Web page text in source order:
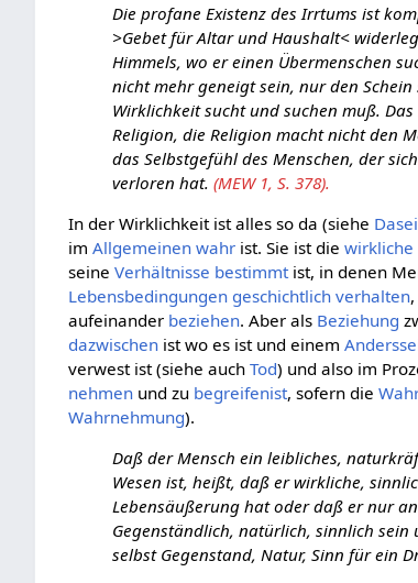
Die profane Existenz des Irrtums ist
>Gebet für Altar und Haushalt<
Himmels, wo er einen Übermenschen
nicht mehr geneigt sein, nur den
Wirklichkeit sucht und suchen muß.
Religion, die Religion macht nicht den
das Selbstgefühl des Menschen, der
verloren hat.(MEW 1, S. 378).
In der Wirklichkeit ist alles so da (siehe
imAllgemeinen wahr ist. Sie ist diewirkliche
seineVerhältnisse bestimmtist, in denen
Lebensbedingungen geschichtlich verhalten
aufeinander beziehen. Aber als Beziehung
dazwischen ist wo es ist und einem
verwest ist (siehe auchTod) und also im
nehmen und zu begreifenist, sofern die
Wahrnehmung).
Daß der Mensch ein leibliches,
Wesen ist, heißt, daß er wirkliche,
Lebensäußerung hat oder daß er nur
Gegenständlich, natürlich, sinnlich
selbst Gegenstand, Natur, Sinn für ein